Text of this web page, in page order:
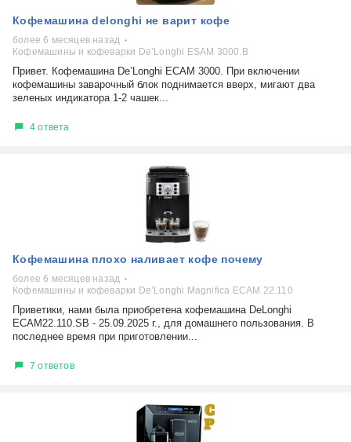
Кофемашина delonghi не варит кофе
более 6 месяцев назад
Кофемашины и кофеварки De’Longhi ESAM 3000.B
Привет. Кофемашина De’Longhi ECAM 3000. При включении
кофемашины заварочный блок поднимается вверх, мигают два
зеленых индикатора 1-2 чашек...
4 ответа
Кофемашина плохо наливает кофе почему
более 6 месяцев назад
Кофемашины и кофеварки De’Longhi Magnifica ECAM 22.110
Приветики, нами была приобретена кофемашина DeLonghi
ECAM22.110.SB - 25.09.2025 г., для домашнего пользования. В
последнее время при приготовлении...
7 ответов